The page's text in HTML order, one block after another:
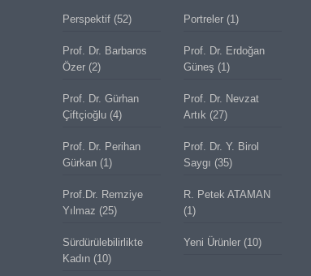
Perspektif(52) Portreler(1)
Prof. Dr. Barbaros
Özer(2)
Prof. Dr. Erdoğan
Güneş (1)
Prof. Dr. Gürhan
Çiftçioğlu(4)
Prof. Dr. Nevzat
Artık (27)
Prof. Dr. Perihan
Gürkan(1)
Prof. Dr. Y. Birol
Saygı (35)
Prof.Dr. Remziye
Yılmaz (25)
R. Petek ATAMAN
(1)
Sürdürülebilirlikte
Kadın(10)
Yeni Ürünler(10)